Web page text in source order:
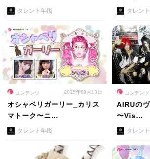
タレント年鑑 タレン
コンテンツ 2015年08月13日
オシャベリガーリー_カリス
マトーク〜ニ…
タレント年鑑
コンテンツ
AIRUの
〜Vis…
タレン